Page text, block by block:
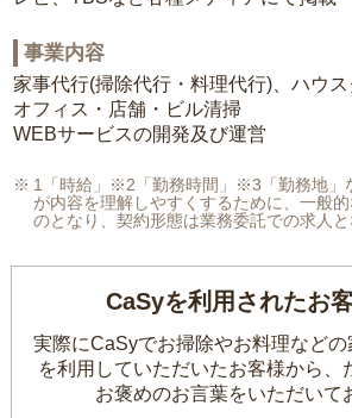
事業内容
家事代行(掃除代行・料理代行)、ハウ
オフィス・店舗・ビル清掃
WEBサービスの開発及び運営
1「時給」※2「勤務時間」※3「勤務地」
が内容を理解しやすくするために、一般
のとなり、契約形態は業務委託での求人と
CaSyを利用されたお
実際にCaSyでお掃除やお料理などの
を利用していただいたお客様から、
お褒めのお言葉をいただいて